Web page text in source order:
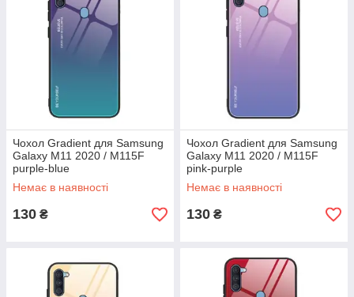
Чохол Gradient для Samsung
Galaxy M11 2020 / M115F
purple-blue
Немає в наявності
130 ₴
Чохол Gradient для Samsung
Galaxy M11 2020 / M115F
pink-purple
Немає в наявності
130 ₴